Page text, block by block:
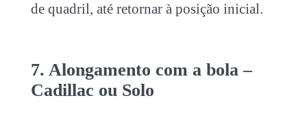
de quadril, até retornar à posição inicial.
7. Alongamento com a bola –
Cadillac ou Solo